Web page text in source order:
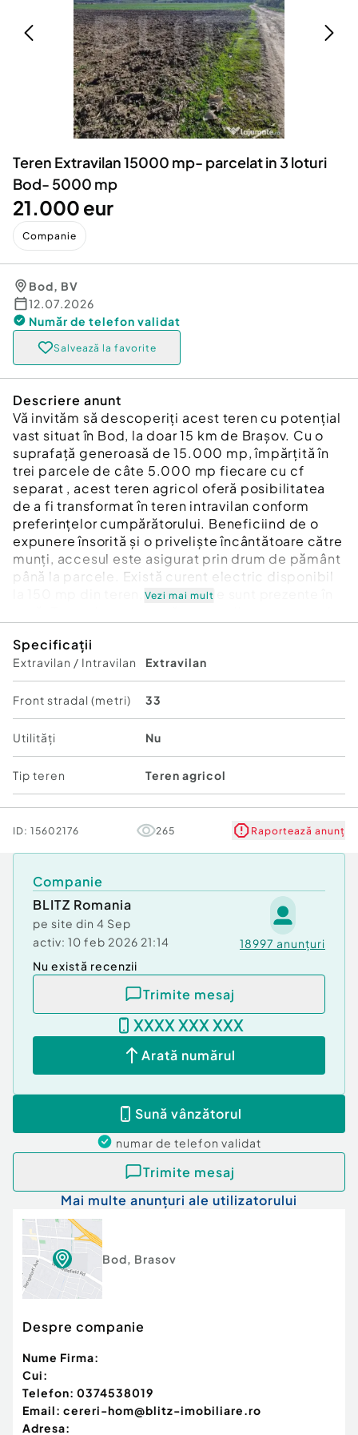
Servicii
Animale de companie
Afaceri și echipamente profesionale
Inchiriere Bunuri si Vehicule
Utilaje agricole si industriale
Piese auto si accesorii
Dacia Duster
Teren Extravilan 15000 mp- parcelat in 3 loturi
Bod- 5000 mp
21.000 eur
Companie
Bod, BV
12.07.2026
Număr de telefon validat
Salvează la favorite
Descriere anunt
Vă invităm să descoperiți acest teren cu potențial
vast situat în Bod, la doar 15 km de Brașov. Cu o
suprafață generoasă de 15.000 mp, împărțită în
trei parcele de câte 5.000 mp fiecare cu cf
separat , acest teren agricol oferă posibilitatea
de a fi transformat în teren intravilan conform
preferințelor cumpărătorului. Beneficiind de o
expunere însorită și o priveliște încântătoare către
munți, accesul este asigurat prin drum de pământ
până la parcele. Există curent electric disponibil
la 150 mp din teren, iar utilitățile sunt prezente în
piloni, activități agricole, livadă sau cultivarea
diverselor plante. Invităm clienții la o vizionare
pentru a explora toate posibilitățile oferite de
acest teren, iar prețul este negociabil pentru a se
potrivi cu nevoile și planurile dumneavoastră.
Pretul afisat este pe o parcela de 5000 mp. Se
doreste si schimb cu apt in Brasov cu 2 camere ,
plus o mica diferenta.
Cod ofertă / ID BLITZ: P102303
Id intern: P102303
Vezi mai mult
Specificații
Extravilan / Intravilan Extravilan
Front stradal (metri) 33
Utilități Nu
Tip teren Teren agricol
ID: 15602176 265 Raportează anunț
Companie
BLITZ Romania
pe site din 4 Sep
activ: 10 feb 2026 21:14 18997 anunțuri
Nu există recenzii
Trimite mesaj
XXXX XXX XXX
Arată numărul
Sună vânzătorul
numar de telefon validat
Trimite mesaj
Mai multe anunțuri ale utilizatorului
Bod, Brasov
Despre companie
Nume Firma:
Cui:
Telefon: 0374538019
Email: cereri-hom@blitz-imobiliare.ro
Adresa: